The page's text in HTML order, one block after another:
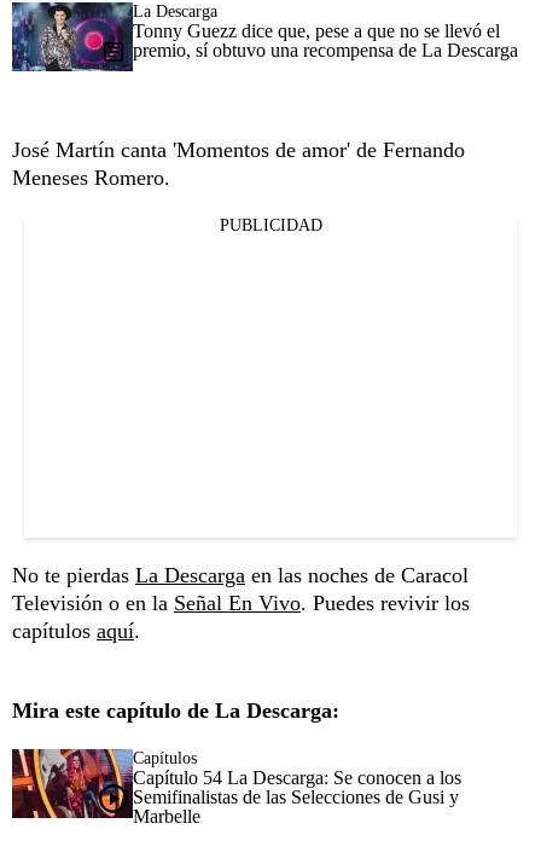
La Descarga
Tonny Guezz dice que, pese a que no se llevó el
premio, sí obtuvo una recompensa de La Descarga
José Martín canta 'Momentos de amor' de Fernando
Meneses Romero.
PUBLICIDAD
No te pierdas La Descarga en las noches de Caracol
Televisión o en la Señal En Vivo. Puedes revivir los
capítulos aquí.
Mira este capítulo de La Descarga:
Capítulos
Capítulo 54 La Descarga: Se conocen a los
Semifinalistas de las Selecciones de Gusi y
Marbelle